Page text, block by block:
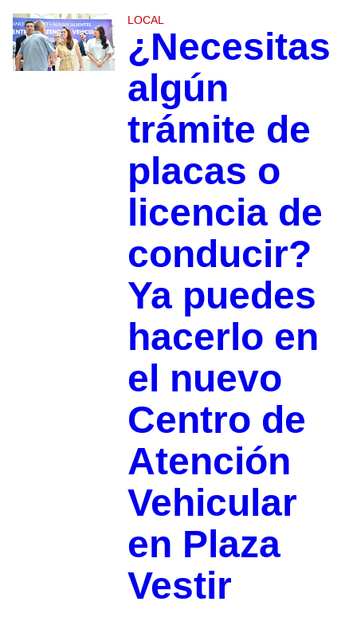
LOCAL
¿Necesitas
algún
trámite de
placas o
licencia de
conducir?
Ya puedes
hacerlo en
el nuevo
Centro de
Atención
Vehicular
en Plaza
Vestir